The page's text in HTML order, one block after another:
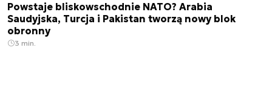
Powstaje bliskowschodnie NATO? Arabia
Saudyjska, Turcja i Pakistan tworzą nowy blok
obronny
3 min.